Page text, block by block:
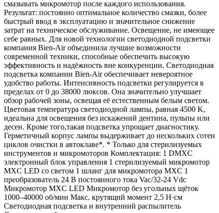
смазывать микромотор после каждого использования.
Результат: постоянно оптимальное количество смазки, более
быстрый ввод в эксплуатацию и значительное снижение
затрат на техническое обслуживание. Освещение, не имеющее
себе равных. Для новой технологии светодиодной подсветки
компания Bien-Air объединила лучшие возможности
современной техники, способные обеспечить высокую
эффективность и надёжность вне конкуренции. Светодиодная
подсветка компании Bien-Air обеспечивает невероятное
удобство работы. Интенсивность подсветки регулируется в
пределах от 0 до 38000 люксов. Она значительно улучшает
обзор рабочей зоны, освещая её естественным белым светом.
Цветовая температура светодиодной лампы, равная 4500 K,
идеальна для освещения без искажений дентина, пульпы или
десен. Кроме того,такая подсветка упрощает диагностику.
Герметичный корпус лампы выдерживает до нескольких сотен
циклов очистки в автоклаве*. * Только для стерилизуемых
инструментов и микромоторов Комплектация: 1 DMXC
электронный блок управления 1 стерилизуемый микромотор
MXC LED со светом 1 шланг для микромотора MXC 1
преобразователь 24 В постоянного тока Vac/32-24 Vdc
Микромотор MXC LED Микромотор без угольных щёток
1000–40000 об/мин Макс. крутящий момент 2,5 Н·см
Светодиодная подсветка и внутренний распылитель